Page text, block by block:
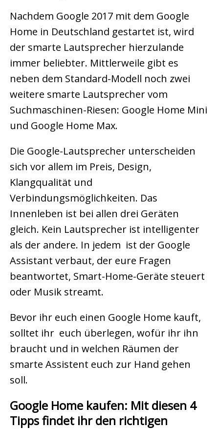
Nachdem Google 2017 mit dem Google
Home in Deutschland gestartet ist, wird
der smarte Lautsprecher hierzulande
immer beliebter. Mittlerweile gibt es
neben dem Standard-Modell noch zwei
weitere smarte Lautsprecher vom
Suchmaschinen-Riesen: Google Home Mini
und Google Home Max.
Die Google-Lautsprecher unterscheiden
sich vor allem im Preis, Design,
Klangqualität und
Verbindungsmöglichkeiten. Das
Innenleben ist bei allen drei Geräten
gleich. Kein Lautsprecher ist intelligenter
als der andere. In jedem ist der Google
Assistant verbaut, der eure Fragen
beantwortet, Smart-Home-Geräte steuert
oder Musik streamt.
Bevor ihr euch einen Google Home kauft,
solltet ihr euch überlegen, wofür ihr ihn
braucht und in welchen Räumen der
smarte Assistent euch zur Hand gehen
soll.
Google Home kaufen: Mit diesen 4
Tipps findet ihr den richtigen